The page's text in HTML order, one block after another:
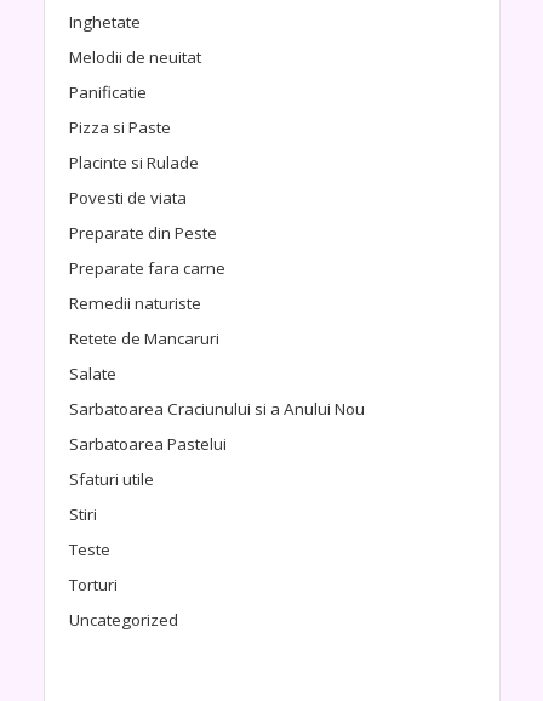
Inghetate
Melodii de neuitat
Panificatie
Pizza si Paste
Placinte si Rulade
Povesti de viata
Preparate din Peste
Preparate fara carne
Remedii naturiste
Retete de Mancaruri
Salate
Sarbatoarea Craciunului si a Anului Nou
Sarbatoarea Pastelui
Sfaturi utile
Stiri
Teste
Torturi
Uncategorized